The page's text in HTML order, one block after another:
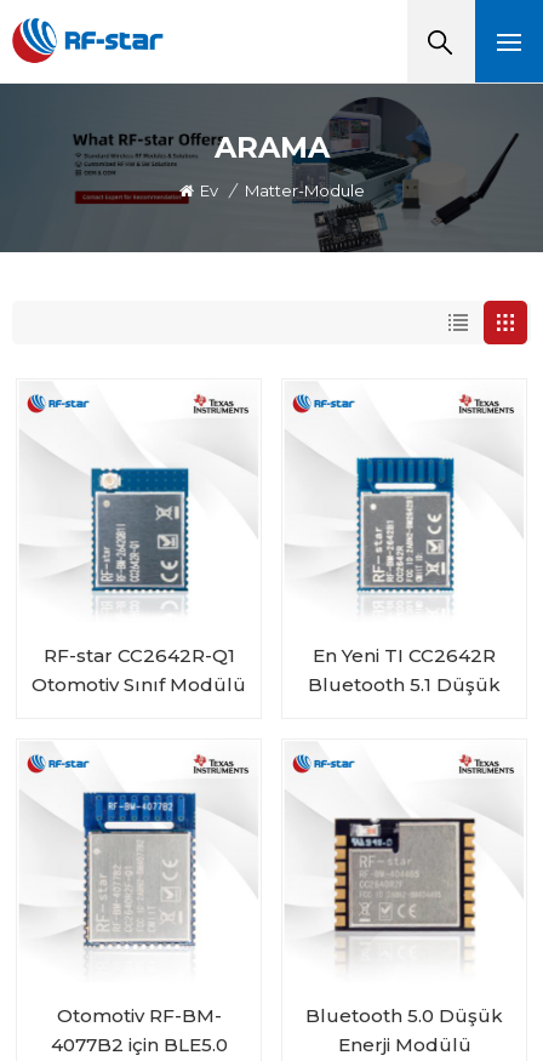
ARAMA
Ev / Matter-Module
RF-star CC2642R-Q1
Otomotiv Sınıf Modülü
En Yeni TI CC2642R
Bluetooth 5.1 Düşük
Otomotiv RF-BM-
4077B2 için BLE5.0
Bluetooth 5.0 Düşük
Enerji Modülü